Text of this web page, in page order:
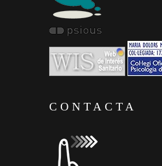
CONTACTA